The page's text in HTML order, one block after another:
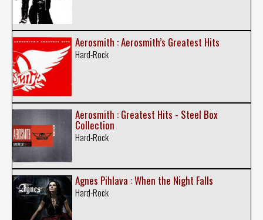
Aerosmith : Aerosmith’s Greatest Hits
Hard-Rock
Aerosmith : Greatest Hits - Steel Box
Collection
Hard-Rock
Agnes Pihlava : When the Night Falls
Hard-Rock